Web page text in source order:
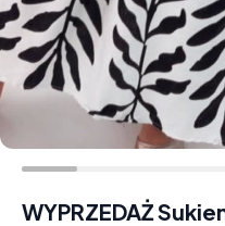
WYPRZEDAŻ